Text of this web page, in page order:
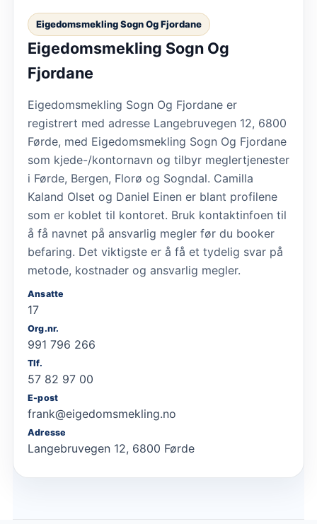
Eigedomsmekling Sogn Og Fjordane
Eigedomsmekling Sogn Og
Fjordane
Eigedomsmekling Sogn Og Fjordane er
registrert med adresse Langebruvegen 12, 6800
Førde, med Eigedomsmekling Sogn Og Fjordane
som kjede-/kontornavn og tilbyr meglertjenester
i Førde, Bergen, Florø og Sogndal. Camilla
Kaland Olset og Daniel Einen er blant profilene
som er koblet til kontoret. Bruk kontaktinfoen til
å få navnet på ansvarlig megler før du booker
befaring. Det viktigste er å få et tydelig svar på
metode, kostnader og ansvarlig megler.
Ansatte
17
Org.nr.
991 796 266
Tlf.
57 82 97 00
E-post
frank@eigedomsmekling.no
Adresse
Langebruvegen 12, 6800 Førde